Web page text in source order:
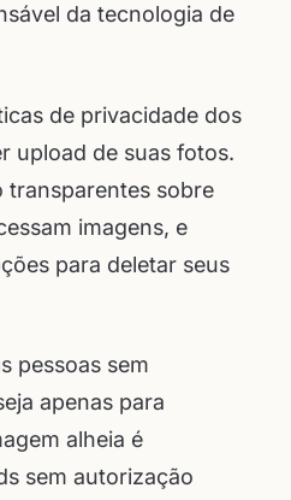
da tecnologia de
de privacidade dos
upload de suas fotos.
transparentes sobre
imagens, e
para deletar seus
pessoas sem
apenas para
alheia é
sem autorização